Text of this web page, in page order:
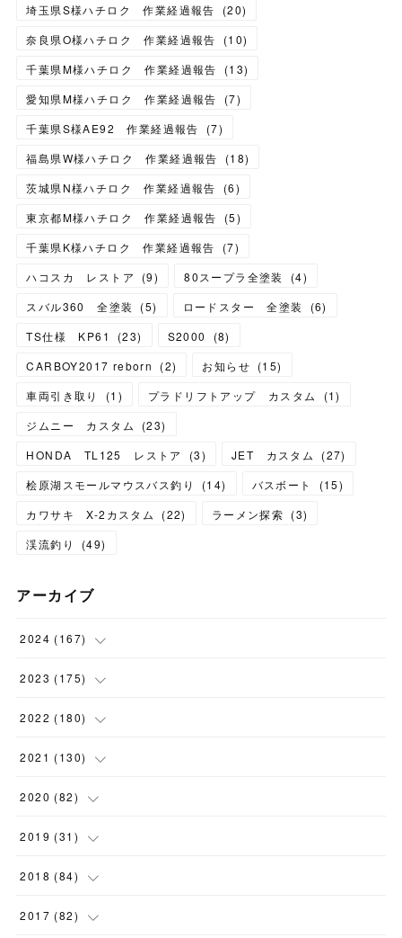
埼玉県S様ハチロク 作業経過報告
(20)
奈良県O様ハチロク 作業経過報告
(10)
千葉県M様ハチロク 作業経過報告
(13)
愛知県M様ハチロク 作業経過報告
(7)
千葉県S様AE92 作業経過報告
(7)
福島県W様ハチロク 作業経過報告
(18)
茨城県N様ハチロク 作業経過報告
(6)
東京都M様ハチロク 作業経過報告
(5)
千葉県K様ハチロク 作業経過報告
(7)
ハコスカ レストア
(9) 80スープラ全塗装 (4)
スバル360 全塗装
(5) ロードスター 全塗装 (6)
TS仕様 KP61
(23) S2000 (8)
CARBOY2017 reborn
(2) お知らせ (15)
車両引き取り
(1 ) プラドリフトアップ カスタム (1)
ジムニー カスタム
(23)
HONDA TL125 レストア
(3) JET カスタム (27)
桧原湖スモールマウスバス釣り
(14) バスボート (15)
カワサキ X-2カスタム
(22) ラーメン探索 (3)
渓流釣り
(49)
アーカイブ
2024 (167)
(11)
(24)
(23)
( 23
2023 (175)
(12)
(18)
(16
( 15
2022 (180)
(17)
(15
(23
( 14
2021 (130)
(10
(4 )
( 16
( 11
2020 (82)
(21
(8 )
(8)
2019 (31 )
(1)
(3)
2018 (84)
(7)
2017 (82)